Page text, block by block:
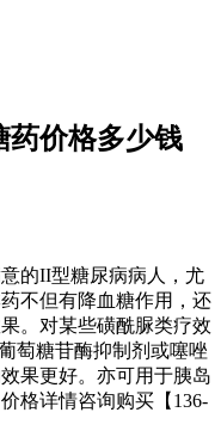
药价格多少钱
的II型糖尿病病人，尤
不但有降血糖作用，还
。对某些磺酰脲类疗效
萄糖苷酶抑制剂或噻唑
果更好。亦可用于胰岛
格详情咨询购买【136-